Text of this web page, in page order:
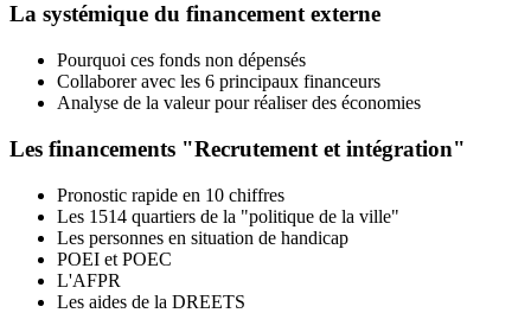
La systémique du financement externe
Pourquoi ces fonds non dépensés
Collaborer avec les 6 principaux financeurs
Analyse de la valeur pour réaliser des économies
Les financements "Recrutement et intégration"
Pronostic rapide en 10 chiffres
Les 1514 quartiers de la "politique de la ville"
Les personnes en situation de handicap
POEI et POEC
L'AFPR
Les aides de la DREETS